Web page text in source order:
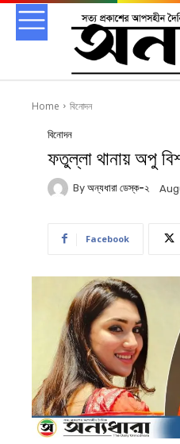
Home বিনোদন
বিনোদন
ফতুল্লা থানায় অপু
By অন্যধারা ডেস্ক-২
Facebook